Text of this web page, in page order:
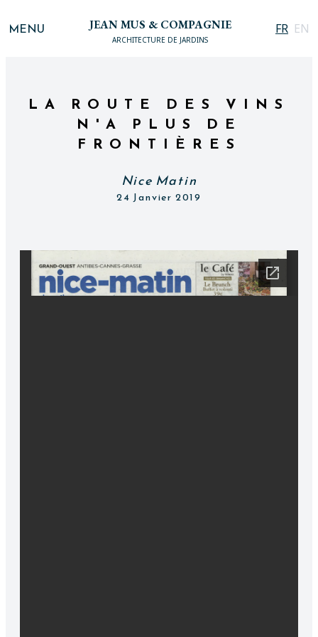
MENU JEAN MUS & COMPAGNIE
ARCHITECTURE DE JARDINS
FR EN
LA ROUTE DES VINS
N'A PLUS DE
FRONTIÈRES
Nice Matin
24 Janvier 2019